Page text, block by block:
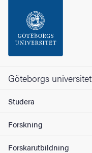
Sidfoten
Om webbplatsen
Göteborgs universitet
Studera
Forskning
Forskarutbildning